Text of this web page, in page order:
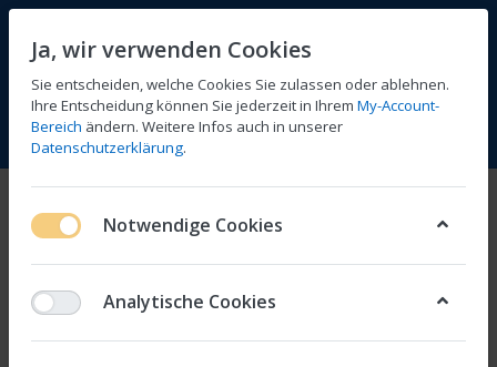
Menü Anmelden Vergleichen Wunschliste
Tanks
Filtern Sortieren
Ja, wir verwenden Cookies
Sie entscheiden, welche Cookies Sie zulassen oder ablehnen.
Ihre Entscheidung können Sie jederzeit in Ihrem My-Account-
Bereich ändern. Weitere Infos auch in unserer
Datenschutzerklärung.
Notwendige Cookies
Analytische Cookies